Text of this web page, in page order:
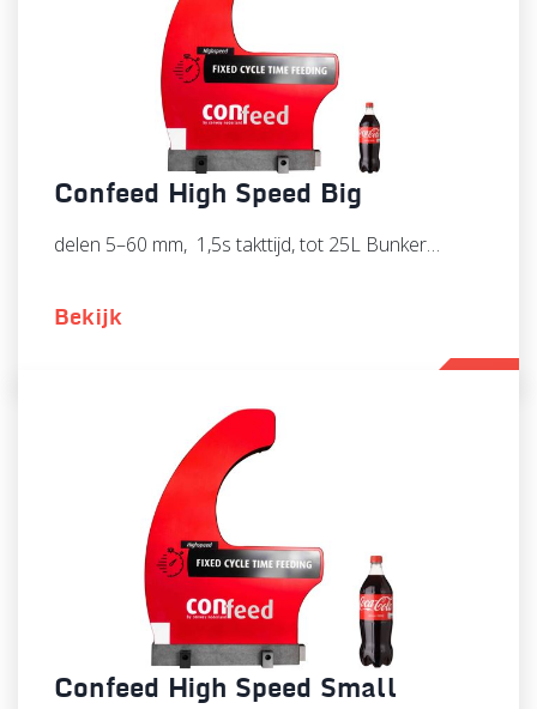
Confeed High Speed Big
delen 5–60 mm, 1,5s takttijd, tot 25L Bunker…
Bekijk
Confeed High Speed Small